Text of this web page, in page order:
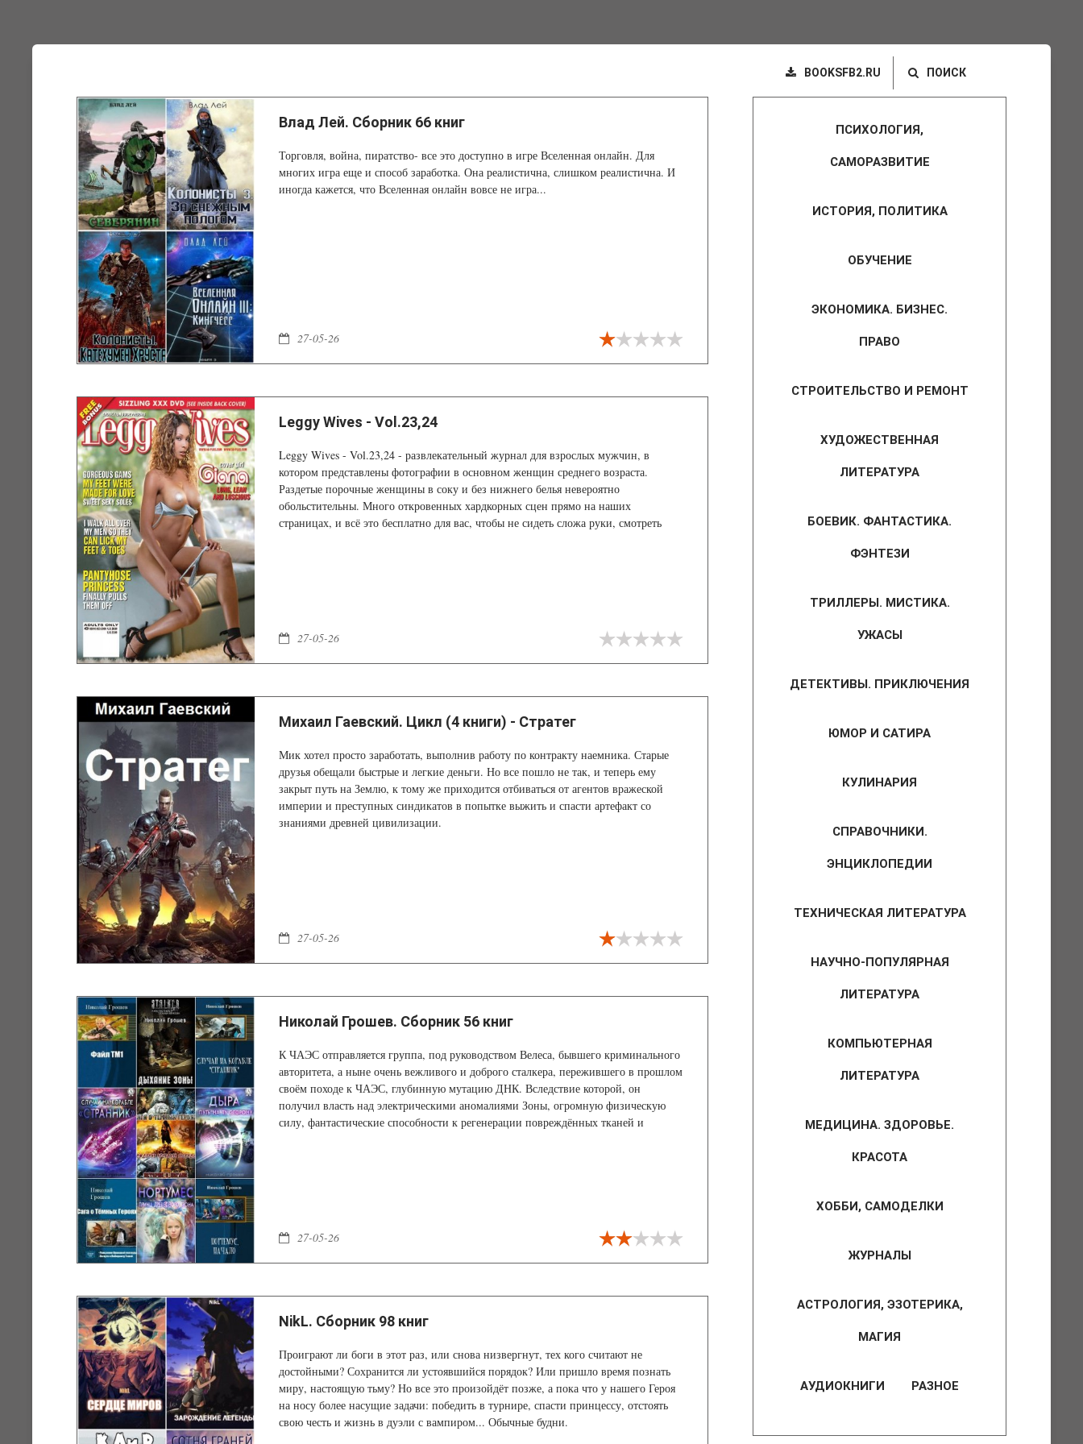
BOOKSFB2.RU ПОИСК
Влад Лей. Сборник 66 книг
Торговля, война, пиратство- все это доступно в игре Вселенная онлайн. Для
многих игра еще и способ заработка. Она реалистична, слишком реалистична. И
иногда кажется, что Вселенная онлайн вовсе не игра...
27-05-26
Leggy Wives - Vol.23,24
Leggy Wives - Vol.23,24 - развлекательный журнал для взрослых мужчин, в
котором представлены фотографии в основном женщин среднего возраста.
Раздетые порочные женщины в соку и без нижнего белья невероятно
обольстительны. Много откровенных хардкорных сцен прямо на наших
страницах, и всё это бесплатно для вас, чтобы не сидеть сложа руки, смотреть
27-05-26
Михаил Гаевский. Цикл (4 книги) - Стратег
Мик хотел просто заработать, выполнив работу по контракту наемника. Старые
друзья обещали быстрые и легкие деньги. Но все пошло не так, и теперь ему
закрыт путь на Землю, к тому же приходится отбиваться от агентов вражеской
империи и преступных синдикатов в попытке выжить и спасти артефакт со
знаниями древней цивилизации.
27-05-26
Николай Грошев. Сборник 56 книг
К ЧАЭС отправляется группа, под руководством Велеса, бывшего криминального
авторитета, а ныне очень вежливого и доброго сталкера, пережившего в прошлом
своём походе к ЧАЭС, глубинную мутацию ДНК. Вследствие которой, он
получил власть над электрическими аномалиями Зоны, огромную физическую
силу, фантастические способности к регенерации повреждённых тканей и
27-05-26
NikL. Сборник 98 книг
Проиграют ли боги в этот раз, или снова низвергнут, тех кого считают не
достойными? Сохранится ли устоявшийся порядок? Или пришло время познать
миру, настоящую тьму? Но все это произойдёт позже, а пока что у нашего Героя
на носу более насущие задачи: победить в турнире, спасти принцессу, отстоять
свою честь и жизнь в дуэли с вампиром... Обычные будни.
ПСИХОЛОГИЯ,
САМОРАЗВИТИЕ
ИСТОРИЯ, ПОЛИТИКА
ОБУЧЕНИЕ
ЭКОНОМИКА. БИЗНЕС.
ПРАВО
СТРОИТЕЛЬСТВО И РЕМОНТ
ХУДОЖЕСТВЕННАЯ
ЛИТЕРАТУРА
БОЕВИК. ФАНТАСТИКА.
ФЭНТЕЗИ
ТРИЛЛЕРЫ. МИСТИКА.
УЖАСЫ
ДЕТЕКТИВЫ. ПРИКЛЮЧЕНИЯ
ЮМОР И САТИРА
КУЛИНАРИЯ
СПРАВОЧНИКИ.
ЭНЦИКЛОПЕДИИ
ТЕХНИЧЕСКАЯ ЛИТЕРАТУРА
НАУЧНО-ПОПУЛЯРНАЯ
ЛИТЕРАТУРА
КОМПЬЮТЕРНАЯ
ЛИТЕРАТУРА
МЕДИЦИНА. ЗДОРОВЬЕ.
КРАСОТА
ХОББИ, САМОДЕЛКИ
ЖУРНАЛЫ
АСТРОЛОГИЯ, ЭЗОТЕРИКА,
МАГИЯ
АУДИОКНИГИ РАЗНОЕ